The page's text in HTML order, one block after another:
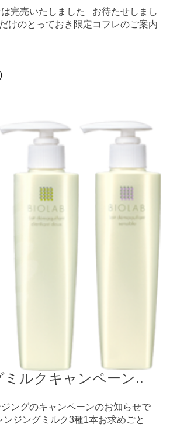
完売いたしました お待たせしまし
けのとっておき限定コフレのご案内
ミルクキャンペーン..
ングのキャンペーンのお知らせで
ジングミルク3種1本お求めごと